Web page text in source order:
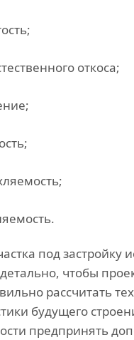
откоса;
под застройку
чтобы
рассчитать
будущего
предпринять